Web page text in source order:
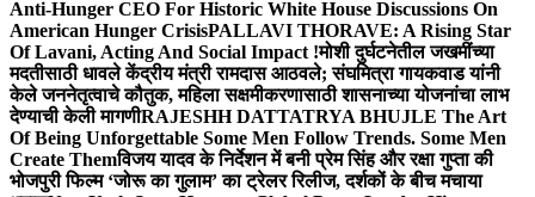
Anti-Hunger CEO For Historic White House Discussions On
American Hunger CrisisPALLAVI THORAVE: A Rising Star
Of Lavani, Acting And Social Impact !मोशी दुर्घटनेतील जखमींच्या
मदतीसाठी धावले केंद्रीय मंत्री रामदास आठवले; संघमित्रा गायकवाड यांनी
केले जननेतृत्वाचे कौतुक, महिला सक्षमीकरणासाठी शासनाच्या योजनांचा लाभ
देण्याची केली मागणीRAJESHH DATTATRYA BHUJLE The Art
Of Being Unforgettable Some Men Follow Trends. Some Men
Create Themविजय यादव के निर्देशन में बनी प्रेम सिंह और रक्षा गुप्ता की
भोजपुरी फिल्म ‘जोरू का गुलाम’ का ट्रेलर रिलीज, दर्शकों के बीच मचाया